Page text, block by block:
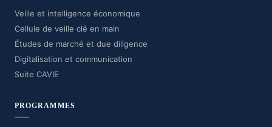
Veille et intelligence économique
Cellule de veille clé en main
Études de marché et due diligence
Digitalisation et communication
Suite CAVIE
PROGRAMMES